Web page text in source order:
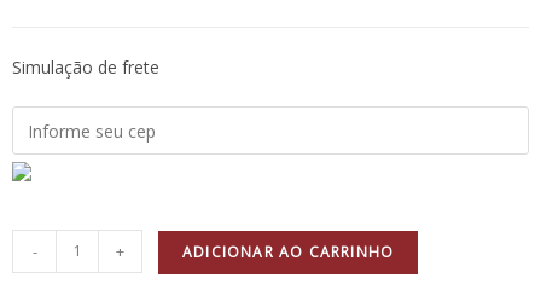
Simulação de frete
- + ADICIONAR AO CARRINHO